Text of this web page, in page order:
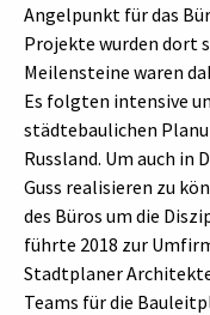
Angelpunkt für das
Projekte wurden dort
Meilensteine waren
Es folgten intensive
städtebaulichen
Russland. Um auch in
Guss realisieren zu
des Büros um die
führte 2018 zur
Stadtplaner
Teams für die